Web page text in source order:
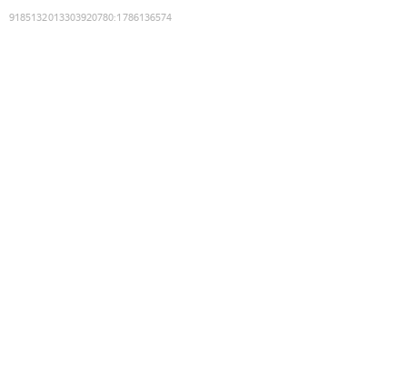
9185132013303920780:1786136574